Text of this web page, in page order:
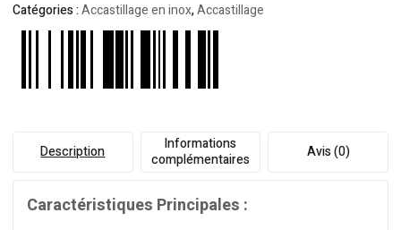
Catégories :Accastillage en inox,Accastillage
Description
Informations
complémentaires
Avis (0)
Caractéristiques Principales :